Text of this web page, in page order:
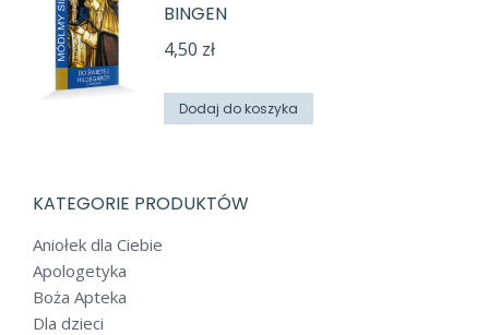
BINGEN
4,50 zł
Dodaj do koszyka
KATEGORIE PRODUKTÓW
Aniołek dla Ciebie
Apologetyka
Boża Apteka
Dla dzieci